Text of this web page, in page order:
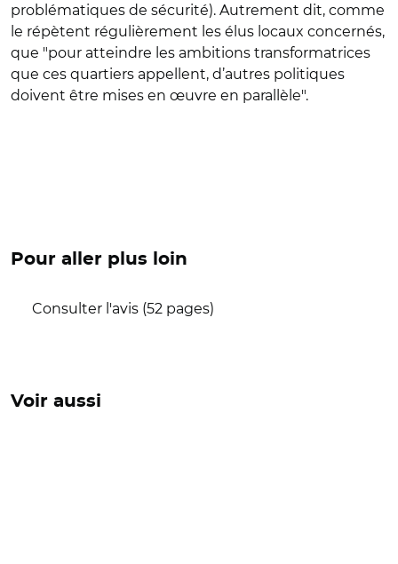
problématiques de sécurité). Autrement dit, comme
le répètent régulièrement les élus locaux concernés,
que "pour atteindre les ambitions transformatrices
que ces quartiers appellent, d’autres politiques
doivent être mises en œuvre en parallèle".
Pour aller plus loin
Consulter l'avis (52 pages)
Voir aussi